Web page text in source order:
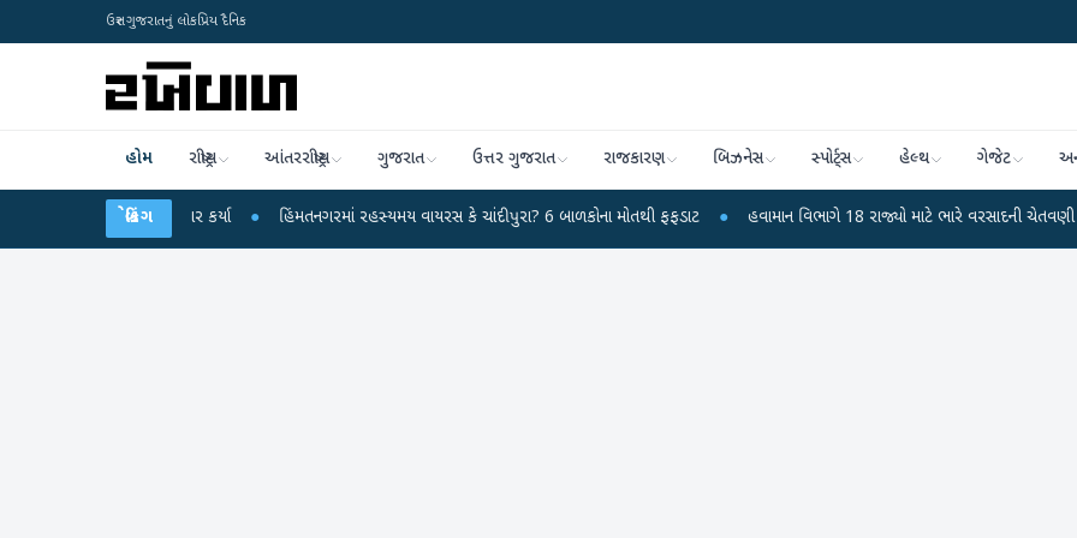
ઉત્તર ગુજરાતનું લોકપ્રિય દૈનિક
હોમ રાષ્ટ્રીય આંતરરાષ્ટ્રીય ગુજરાત ઉત્તર ગુજરાત રાજકારણ બિઝનેસ સ્પોર્ટ્સ હેલ્થ ગેજેટ
બ્રેકિંગ
પર પ્રહાર કર્યા હિંમતનગરમાં રહસ્યમય વાયરસ કે ચાંદીપુરા? 6 બાળકોના મોતથી ફફડાટ ● હવામાન વિભાગે 18 રાજ્યો માટે ભારે વરસાદની ચેતવણી જારી કરી ●